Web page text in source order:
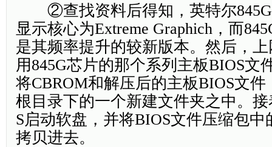
②查找资料后得知，英特尔
显示核心为Extreme Graphich，而
是其频率提升的较新版本。然后，
用845G芯片的那个系列主板BIOS文
将CBROM和解压后的主板BIOS文
根目录下的一个新建文件夹之中。
S启动软盘，并将BIOS文件压缩包中
拷贝进去。